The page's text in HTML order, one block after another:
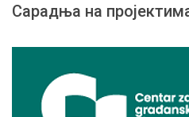
Сарадња на